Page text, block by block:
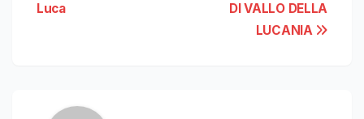
DI VALLO DELLA
LUCANIA
Luca